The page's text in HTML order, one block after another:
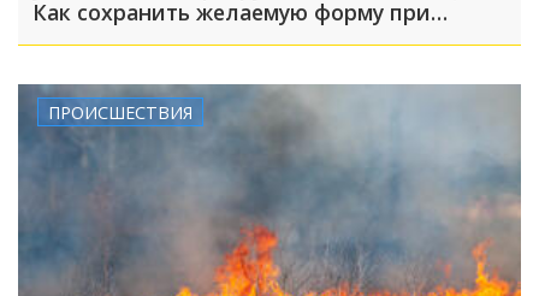
Как сохранить желаемую форму при
ПРОИСШЕСТВИЯ